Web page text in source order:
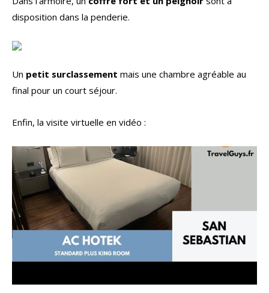
disposition dans la penderie.
Un petit surclassement mais une chambre agréable au
final pour un court séjour.
Enfin, la visite virtuelle en vidéo :